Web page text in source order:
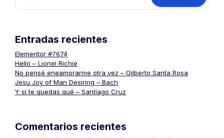
Entradas recientes
Elementor #7674
Hello – Lionel Richie
No pensé eneamorarme otra vez – Gilberto Santa Rosa
Jesu Joy of Man Desiring – Bach
Y si te quedas qué – Santiago Cruz
Comentarios recientes